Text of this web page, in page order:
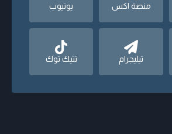
منصة اكس يوتيوب
تيليجرام تتيك توك